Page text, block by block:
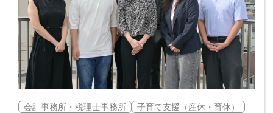
会計事務所・税理士事務所
子育て支援（産休・育休）